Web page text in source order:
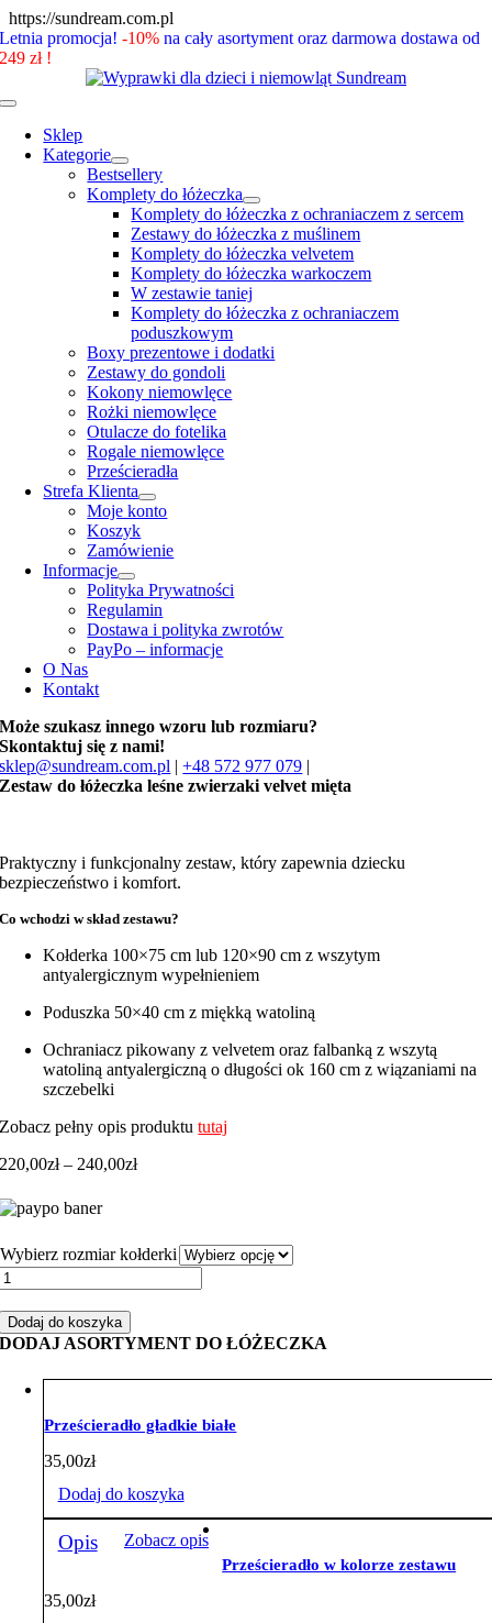
https://sundream.com.pl
to
Letnia promocja!-10% na cały asortyment oraz darmowa dostawa od
249 zł !
Toggle
Navigation
Sklep
Kategorie
Bestsellery
Komplety do łóżeczka
Komplety do łóżeczka z ochraniaczem z sercem
Zestawy do łóżeczka z muślinem
Komplety do łóżeczka velvetem
Komplety do łóżeczka warkoczem
W zestawie taniej
Komplety do łóżeczka z ochraniaczem
poduszkowym
Boxy prezentowe i dodatki
Zestawy do gondoli
Kokony niemowlęce
Rożki niemowlęce
Otulacze do fotelika
Rogale niemowlęce
Prześcieradła
Strefa Klienta
Moje konto
Koszyk
Zamówienie
Informacje
Polityka Prywatności
Regulamin
Dostawa i polityka zwrotów
PayPo – informacje
O Nas
Kontakt
Może szukasz innego wzoru lub rozmiaru?
Skontaktuj się z nami!
sklep@sundream.com.pl |+48 572 977 079 |
Zestaw do łóżeczka leśne zwierzaki velvet mięta
Praktyczny i funkcjonalny zestaw, który zapewnia dziecku
bezpieczeństwo i komfort.
Co wchodzi w skład zestawu?
Kołderka 100×75 cm lub 120×90 cm z wszytym
antyalergicznym wypełnieniem
Poduszka 50×40 cm z miękką watoliną
Ochraniacz pikowany z velvetem oraz falbanką z wszytą
watoliną antyalergiczną o długości ok 160 cm z wiązaniami na
szczebelki
Zobacz pełny opis produktututaj
220,00zł – 240,00złZakres
240,00zł
Wybierz rozmiar kołderki
Dodaj do koszyka
DODAJ ASORTYMENT DO ŁÓŻECZKA
Prześcieradło gładkie białe
35,00zł
Dodaj do koszyka
Opis Zobacz opis
Prześcieradło w kolorze zestawu
35,00zł